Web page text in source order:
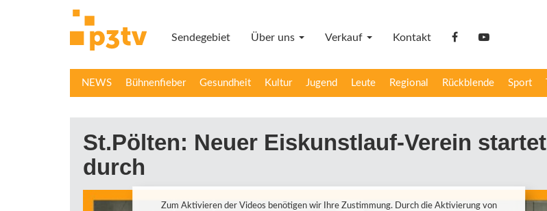
Sendegebiet Über uns Verkauf Kontakt facebookYouTube
NEWS Bühnenfieber Gesundheit Kultur Jugend Leute Regional Rückblende Sport
St.Pölten: Neuer Eiskunstlauf-Verein startet
durch
Zum Aktivieren der Videos benötigen wir Ihre Zustimmung. Durch die Aktivierung von